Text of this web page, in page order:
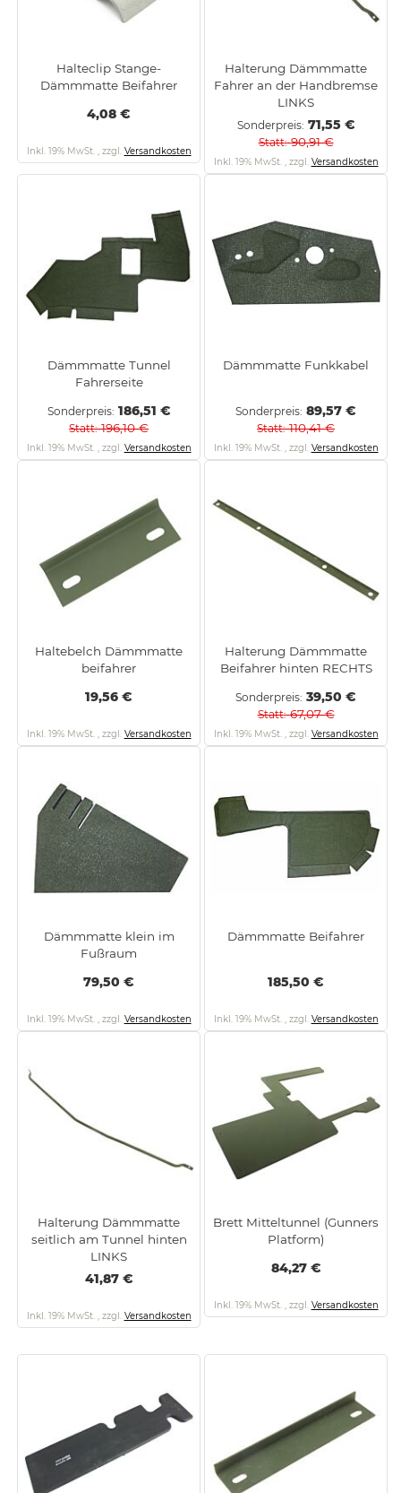
Halteclip Stange-
Dämmmatte Beifahrer
4,08 €
Inkl. 19% MwSt. , zzgl. Versandkosten
Halterung Dämmmatte
Fahrer an der Handbremse
LINKS
Sonderpreis 71,55 €
Statt 90,91 €
Inkl. 19% MwSt. , zzgl. Versandkosten
Dämmmatte Tunnel
Fahrerseite
Sonderpreis 186,51 €
Statt 196,10 €
Inkl. 19% MwSt. , zzgl. Versandkosten
Dämmmatte Funkkabel
Sonderpreis 89,57 €
Statt 110,41 €
Inkl. 19% MwSt. , zzgl. Versandkosten
Haltebelch Dämmmatte
beifahrer
19,56 €
Inkl. 19% MwSt. , zzgl. Versandkosten
Halterung Dämmmatte
Beifahrer hinten RECHTS
Sonderpreis 39,50 €
Statt 67,07 €
Inkl. 19% MwSt. , zzgl. Versandkosten
Dämmmatte klein im
Fußraum
79,50 €
Inkl. 19% MwSt. , zzgl. Versandkosten
Dämmmatte Beifahrer
185,50 €
Inkl. 19% MwSt. , zzgl. Versandkosten
Halterung Dämmmatte
seitlich am Tunnel hinten
LINKS
41,87 €
Inkl. 19% MwSt. , zzgl. Versandkosten
Brett Mitteltunnel (Gunners
Platform)
84,27 €
Inkl. 19% MwSt. , zzgl. Versandkosten